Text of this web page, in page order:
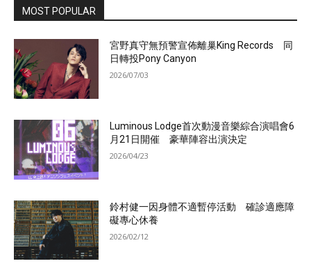
MOST POPULAR
宮野真守無預警宣佈離巢King Records 同
日轉投Pony Canyon
2026/07/03
Luminous Lodge首次動漫音樂綜合演唱會6
月21日開催 豪華陣容出演決定
2026/04/23
鈴村健一因身體不適暫停活動 確診適應障
礙專心休養
2026/02/12